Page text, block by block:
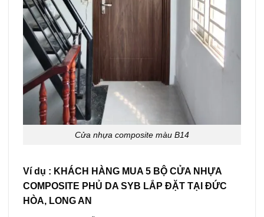
Cửa nhựa composite màu B14
Ví dụ : KHÁCH HÀNG MUA 5 BỘ CỬA NHỰA
COMPOSITE PHỦ DA SYB LẮP ĐẶT TẠI ĐỨC
HÒA, LONG AN